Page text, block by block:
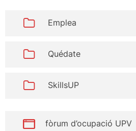
Emplea
Quédate
SkillsUP
fòrum d’ocupació UPV